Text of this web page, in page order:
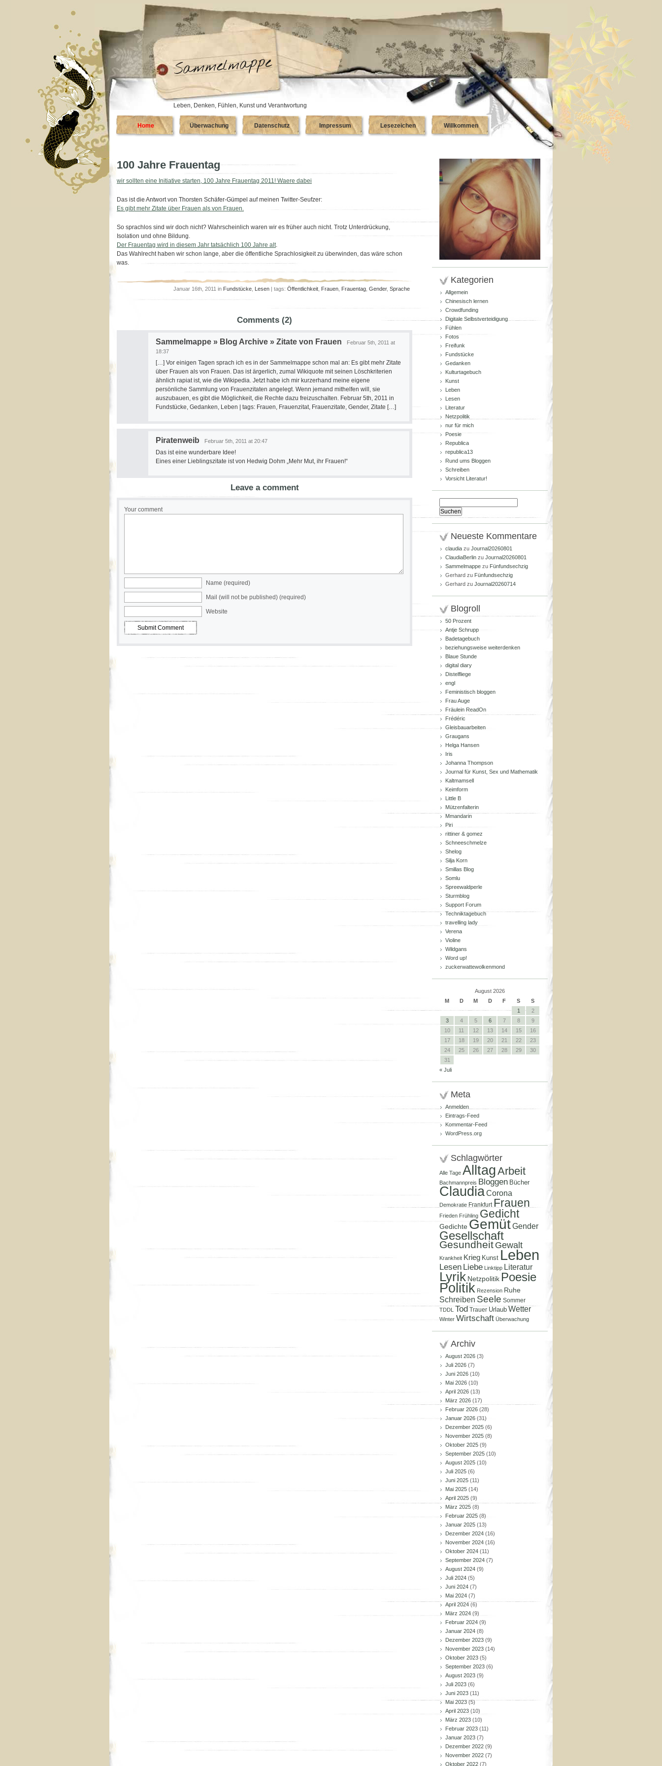
Leben, Denken, Fühlen, Kunst und Verantwortung
Home Überwachung Datenschutz Impressum Lesezeichen Willkommen
100 Jahre Frauentag
wir sollten eine Initiative starten, 100 Jahre Frauentag 2011! Waere dabei
Das ist die Antwort von Thorsten Schäfer-Gümpel auf meinen Twitter-Seufzer:
Es gibt mehr Zitate über Frauen als von Frauen.
So sprachlos sind wir doch nicht? Wahrscheinlich waren wir es früher auch nicht. Trotz Unterdrückung,
Isolation und ohne Bildung.
Der Frauentag wird in diesem Jahr tatsächlich 100 Jahre alt.
Das Wahlrecht haben wir schon lange, aber die öffentliche Sprachlosigkeit zu überwinden, das wäre schon
was.
Januar 16th, 2011 in Fundstücke Lesen | tags: Öffentlichkeit Frauen Frauentag Gender, Sprache
Comments (2)
Sammelmappe » Blog Archive » Zitate von Frauen
Februar 5th, 2011 at
18:37
[…] Vor einigen Tagen sprach ich es in der Sammelmappe schon mal an: Es gibt mehr Zitate
über Frauen als von Frauen. Das ist ärgerlich, zumal Wikiquote mit seinen Löschkriterien
ähnlich rapiat ist, wie die Wikipedia. Jetzt habe ich mir kurzerhand meine eigene
persönliche Sammlung von Frauenzitaten angelegt. Wenn jemand mithelfen will, sie
auszubauen, es gibt die Möglichkeit, die Rechte dazu freizuschalten. Februar 5th, 2011 in
Fundstücke, Gedanken, Leben | tags: Frauen, Frauenzitat, Frauenzitate, Gender, Zitate […]
Piratenweib Februar 5th, 2011 at 20:47
Das ist eine wunderbare Idee!
Eines einer Lieblingszitate ist von Hedwig Dohm „Mehr Mut, ihr Frauen!“
Leave a comment
Your comment
Name (required)
Mail (will not be published) (required)
Website
Kategorien
Allgemein
Chinesisch lernen
Crowdfunding
Digitale Selbstverteidigung
Fühlen
Fotos
Freifunk
Fundstücke
Gedanken
Kulturtagebuch
Kunst
Leben
Lesen
Literatur
Netzpolitik
nur für mich
Poesie
Republica
republica13
Rund ums Bloggen
Schreiben
Vorsicht Literatur!
nach:
Neueste Kommentare
claudia zu Journal20260801
ClaudiaBerlin zu Journal20260801
Sammelmappe zu Fünfundsechzig
Gerhard zu Fünfundsechzig
Gerhard zu Journal20260714
Blogroll
50 Prozent
Antje Schrupp
Badetagebuch
beziehungsweise weiterdenken
Blaue Stunde
digital diary
Distelfliege
engl
Feministisch bloggen
Frau Auge
Fräulein ReadOn
Frédéric
Gleisbauarbeiten
Graugans
Helga Hansen
Iris
Johanna Thompson
Journal für Kunst, Sex und Mathematik
Kaltmamsell
Keimform
Little B
Mützenfalterin
Mmandarin
Piri
rittiner & gomez
Schneeschmelze
Shelog
Silja Korn
Smillas Blog
Somlu
Spreewaldperle
Sturmblog
Support Forum
Techniktagebuch
travelling lady
Verena
Violine
Wildgans
Word up!
zuckerwattewolkenmond
August 2026
M
D M D F S
S
1
2
3
4 5 6 7 8
9
10
11 12 13 14 15
16
17
18 19 20 21 22
23
24
25 26 27 28 29
30
31
« Juli
Meta
Anmelden
Eintrags-Feed
Kommentar-Feed
WordPress.org
Schlagwörter
Alle Tage AlltagArbeit
Bachmannpreis Bloggen Bücher
ClaudiaCorona
Demokratie Frankfurt Frauen
Frieden Frühling Gedicht
Gedichte GemütGender
Gesellschaft
Gesundheit Gewalt
Krankheit Krieg Kunst Leben
Lesen Liebe Linktipp Literatur
Lyrik Netzpolitik Poesie
Politik Rezension Ruhe
Schreiben Seele Sommer
TDDL Tod Trauer Urlaub Wetter
Winter Wirtschaft Überwachung
Archiv
August 2026 (3)
Juli 2026 (7)
Juni 2026 (10)
Mai 2026 (10)
April 2026 (13)
März 2026 (17)
Februar 2026 (28)
Januar 2026 (31)
Dezember 2025 (6)
November 2025 (8)
Oktober 2025 (9)
September 2025 (10)
August 2025 (10)
Juli 2025 (6)
Juni 2025 (11)
Mai 2025 (14)
April 2025 (9)
März 2025 (8)
Februar 2025 (8)
Januar 2025 (13)
Dezember 2024 (16)
November 2024 (16)
Oktober 2024 (11)
September 2024 (7)
August 2024 (9)
Juli 2024 (5)
Juni 2024 (7)
Mai 2024 (7)
April 2024 (6)
März 2024 (9)
Februar 2024 (9)
Januar 2024 (8)
Dezember 2023 (9)
November 2023 (14)
Oktober 2023 (5)
September 2023 (6)
August 2023 (9)
Juli 2023 (6)
Juni 2023 (11)
Mai 2023(5)
April 2023 (10)
März 2023 (10)
Februar 2023 (11)
Januar 2023 (7)
Dezember 2022 (9)
November 2022 (7)
Oktober 2022 (7)